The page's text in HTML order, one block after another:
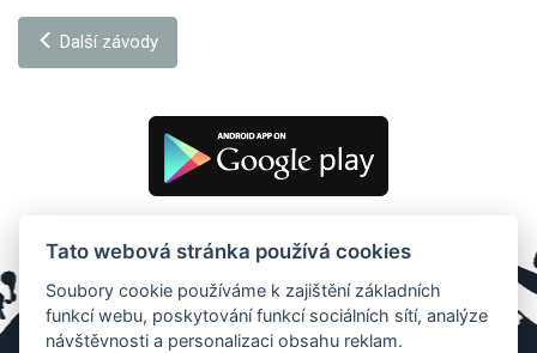
Další závody
Tato webová stránka používá cookies
Soubory cookie používáme k zajištění základních
funkcí webu, poskytování funkcí sociálních sítí, analýze
návštěvnosti a personalizaci obsahu reklam.